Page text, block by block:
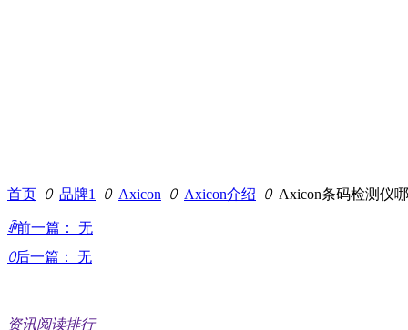
首页 ꄲ 品牌1 ꄲ Axicon ꄲ Axicon介绍 ꄲ Axicon条码检测仪
ꄴ前一篇：
无
ꄲ后一篇： 无
资讯阅读排行